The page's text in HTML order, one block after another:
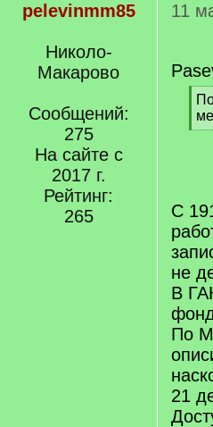
pelevinmm85
Николо-
Макарово
Сообщений:
275
На сайте с
2017 г.
Рейтинг:
265
11
[
q
][
С
не
В
По
21